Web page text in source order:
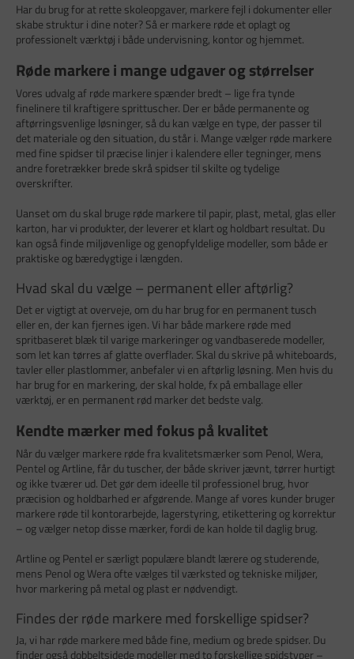
Har du brug for at rette skoleopgaver, markere fejl i dokumenter eller
skabe struktur i dine noter? Så er markere røde et oplagt og
professionelt værktøj i både undervisning, kontor og hjemmet.
Røde markere i mange udgaver og størrelser
Vores udvalg af røde markere spænder bredt – lige fra tynde
finelinere til kraftigere sprittuscher. Der er både permanente og
aftørringsvenlige løsninger, så du kan vælge en type, der passer til
det materiale og den situation, du står i. Mange vælger røde markere
med fine spidser til præcise linjer i kalendere eller tegninger, mens
andre foretrækker brede skrå spidser til skilte og tydelige
overskrifter.
Uanset om du skal bruge røde markere til papir, plast, metal, glas eller
karton, har vi produkter, der leverer et klart og holdbart resultat. Du
kan også finde miljøvenlige og genopfyldelige modeller, som både er
praktiske og bæredygtige i længden.
Hvad skal du vælge – permanent eller aftørlig?
Det er vigtigt at overveje, om du har brug for en permanent tusch
eller en, der kan fjernes igen. Vi har både markere røde med
spritbaseret blæk til varige markeringer og vandbaserede modeller,
som let kan tørres af glatte overflader. Skal du skrive på whiteboards,
tavler eller plastlommer, anbefaler vi en aftørlig løsning. Men hvis du
har brug for en markering, der skal holde, fx på emballage eller
værktøj, er en permanent rød marker det bedste valg.
Kendte mærker med fokus på kvalitet
Når du vælger markere røde fra kvalitetsmærker som Penol, Wera,
Pentel og Artline, får du tuscher, der både skriver jævnt, tørrer hurtigt
og ikke tværer ud. Det gør dem ideelle til professionel brug, hvor
præcision og holdbarhed er afgørende. Mange af vores kunder bruger
markere røde til kontorarbejde, lagerstyring, etikettering og korrektur
– og vælger netop disse mærker, fordi de kan holde til daglig brug.
Artline og Pentel er særligt populære blandt lærere og studerende,
mens Penol og Wera ofte vælges til værksted og tekniske miljøer,
hvor markering på metal og plast er nødvendigt.
Findes der røde markere med forskellige spidser?
Ja, vi har røde markere med både fine, medium og brede spidser. Du
finder også dobbeltsidede modeller med to forskellige spidstyper –